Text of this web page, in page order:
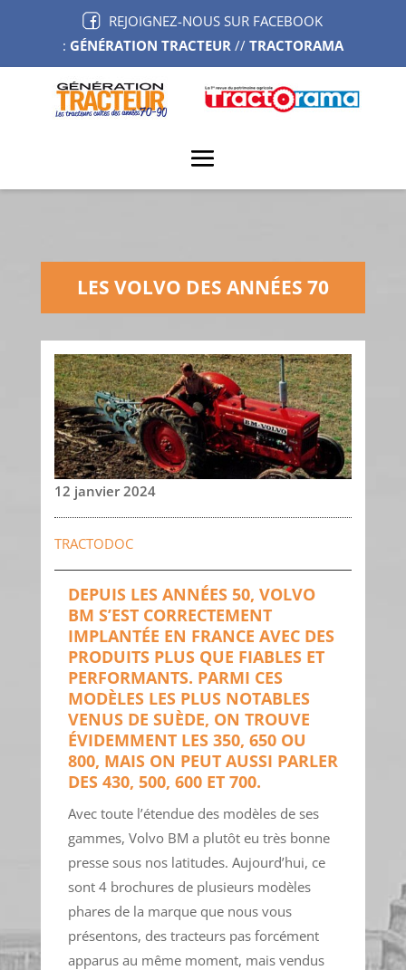
REJOIGNEZ-NOUS SUR FACEBOOK
: GÉNÉRATION TRACTEUR// TRACTORAMA
LES VOLVO DES ANNÉES 70
12 janvier 2024
TRACTODOC
DEPUIS LES ANNÉES 50, VOLVO
BM S’EST CORRECTEMENT
IMPLANTÉE EN FRANCE AVEC DES
PRODUITS PLUS QUE FIABLES ET
PERFORMANTS. PARMI CES
MODÈLES LES PLUS NOTABLES
VENUS DE SUÈDE, ON TROUVE
ÉVIDEMMENT LES 350, 650 OU
800, MAIS ON PEUT AUSSI PARLER
DES 430, 500, 600 ET 700.
Avec toute l’étendue des modèles de ses
gammes, Volvo BM a plutôt eu très bonne
presse sous nos latitudes. Aujourd’hui, ce
sont 4 brochures de plusieurs modèles
phares de la marque que nous vous
présentons, des tracteurs pas forcément
apparus au même moment, mais vendus